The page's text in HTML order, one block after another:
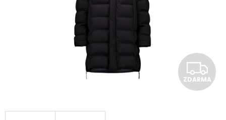
Z
D
ZDARMA